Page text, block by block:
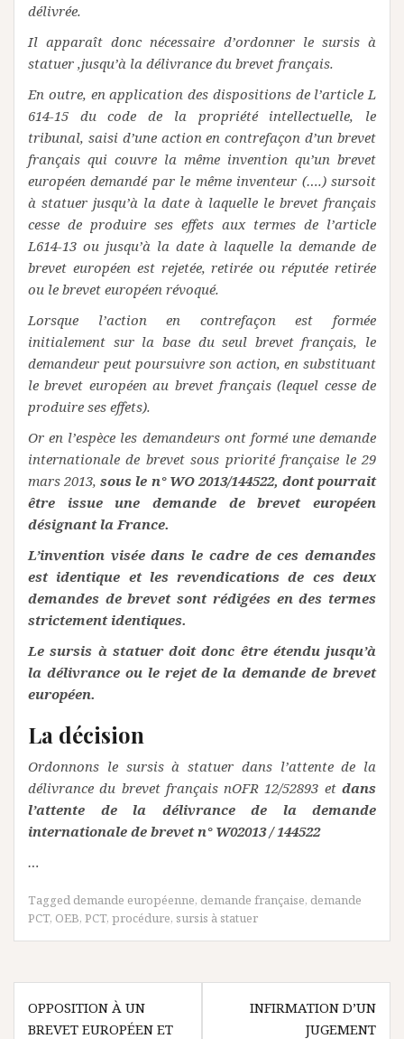
délivrée.
Il apparaît donc nécessaire d’ordonner le sursis à
statuer ,jusqu’à la délivrance du brevet français.
En outre, en application des dispositions de l’article L
614-15 du code de la propriété intellectuelle, le
tribunal, saisi d’une action en contrefaçon d’un brevet
français qui couvre la même invention qu’un brevet
européen demandé par le même inventeur (….) sursoit
à statuer jusqu’à la date à laquelle le brevet français
cesse de produire ses effets aux termes de l’article
L614-13 ou jusqu’à la date à laquelle la demande de
brevet européen est rejetée, retirée ou réputée retirée
ou le brevet européen révoqué.
Lorsque l’action en contrefaçon est formée
initialement sur la base du seul brevet français, le
demandeur peut poursuivre son action, en substituant
le brevet européen au brevet français (lequel cesse de
produire ses effets).
Or en l’espèce les demandeurs ont formé une demande
internationale de brevet sous priorité française le 29
mars 2013,sous le n° WO 2013/144522, dont pourrait
être issue une demande de brevet européen
désignant la France.
L’invention visée dans le cadre de ces demandes
est identique et les revendications de ces deux
demandes de brevet sont rédigées en des termes
strictement identiques.
Le sursis à statuer doit donc être étendu jusqu’à
la délivrance ou le rejet de la demande de brevet
européen.
La décision
Ordonnons le sursis à statuer dans l’attente de la
délivrance du brevet français nOFR 12/52893 et dans
l’attente de la délivrance de la demande
internationale de brevet n° W02013 / 144522
…
Tagged demande européenne, demande française, demande
PCT, OEB, PCT, procédure, sursis à statuer
Navigation
de
OPPOSITION À UN
BREVET EUROPÉEN ET
INFIRMATION D’UN
JUGEMENT